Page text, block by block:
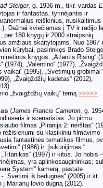
Steiger, g. 1936 m., tikr. vardas
ir fantastas, tyrinėjantis ir
reiškinius, nusikaltimus
Dažnai kviečiamas į TV ir radijo
per 180 knygų ir 2000 straipsnių
amžiaus skaitytojams. Nuo 1967
kūrybai, pasirinkęs Brado
knygos: „Atlantis Rising“
(1974), „Valentino“ (1977),
vaikai“ (1995), „Svetimųjų grobimai“
„Žvaigždžių kadetas“ (2012),
„žvaigždžių vaikų“ temą >>>>>
(James Francis Cameron, g.
ir scenaristas. Jo pirmu
filmas „Piranija 2: nerštas“
režisieriumi su klasikiniu filmavimo
fantastinės tematikos filmus,
(1986) ir „Įsikūnijimas “
(1997) ir kitus. Jo hobis –
yra aplinkosaugininkas;
System“ kamerą, pastatė
„Svetimi iš bedugnės“ (2005) ir kt.
Marianų lovio dugną (2012).